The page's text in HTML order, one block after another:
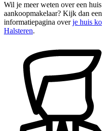
Wil je meer weten over een
aankoopmakelaar? Kijk dan
informatiepagina overje huis
Halsteren.